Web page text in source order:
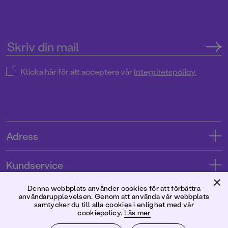
Klicka här för att acceptera vårIntegritetspolicy.
Adress
Tryckerigatan 4
Kundservice
Kontakta oss
Kundservice
Användarvillkor intressenter
Förlaget
×
Denna webbplats använder cookies för att förbättra
användarupplevelsen. Genom att använda vår webbplats
samtycker du till alla cookies i enlighet med vår
cookiepolicy. Läs mer